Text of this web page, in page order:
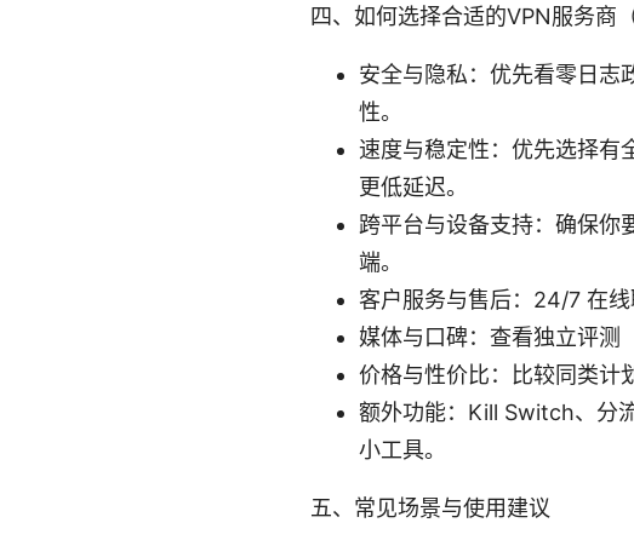
四、如何选择合适的VPN服务商
安全与隐私：优先看零日志
性。
速度与稳定性：优先选择有
更低延迟。
跨平台与设备支持：确保你
端。
客户服务与售后：24/7 在线
媒体与口碑：查看独立评测
价格与性价比：比较同类计
额外功能：Kill Switch、分
小工具。
五、常见场景与使用建议